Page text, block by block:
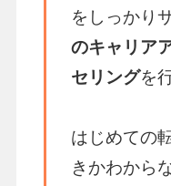
をしっかり
のキャリア
セリングを
はじめての
きかわから